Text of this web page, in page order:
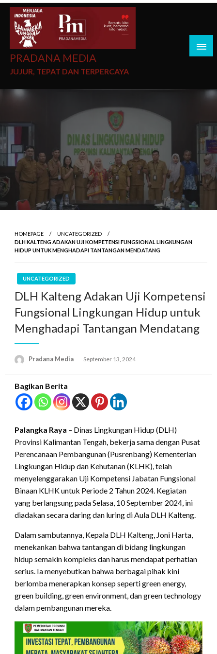
PRADANA MEDIA
JUJUR, TEPAT DAN TERPERCAYA
HOMEPAGE
UNCATEGORIZED
DLH KALTENG ADAKAN UJI KOMPETENSI FUNGSIONAL LINGKUNGAN
HIDUP UNTUK MENGHADAPI TANTANGAN MENDATANG
UNCATEGORIZED
DLH Kalteng Adakan Uji Kompetensi
Fungsional Lingkungan Hidup untuk
Menghadapi Tantangan Mendatang
Pradana Media September 13, 2024
Bagikan Berita
Palangka Raya – Dinas Lingkungan Hidup (DLH)
Provinsi Kalimantan Tengah, bekerja sama dengan Pusat
Perencanaan Pembangunan (Pusrenbang) Kementerian
Lingkungan Hidup dan Kehutanan (KLHK), telah
menyelenggarakan Uji Kompetensi Jabatan Fungsional
Binaan KLHK untuk Periode 2 Tahun 2024. Kegiatan
yang berlangsung pada Selasa, 10 September 2024, ini
diadakan secara daring dan luring di Aula DLH Kalteng.
Dalam sambutannya, Kepala DLH Kalteng, Joni Harta,
menekankan bahwa tantangan di bidang lingkungan
hidup semakin kompleks dan harus mendapat perhatian
serius. Ia menyebutkan bahwa berbagai pihak kini
berlomba menerapkan konsep seperti green energy,
green building, green environment, dan green technology
dalam pembangunan mereka.